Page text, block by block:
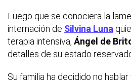
Luego que se conociera la
internación de Silvina Luna
terapia intensiva, Ángel de
detalles de su estado
Su familia ha decidido no